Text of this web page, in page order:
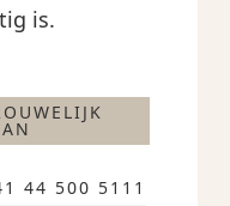
is.
44 500 5111